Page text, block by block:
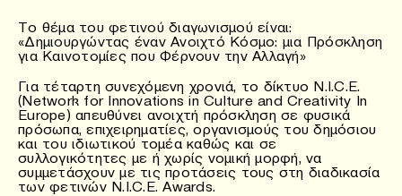
To θέμα του φετινού διαγωνισμού είναι:
«Δημιουργώντας έναν Ανοιχτό Κόσμο: μια Πρόσκληση
για Καινοτομίες που Φέρνουν την Αλλαγή»
Για τέταρτη συνεχόμενη χρονιά, το δίκτυο N.I.C.E.
(Network for Innovations in Culture and Creativity In
Europe) απευθύνει ανοιχτή πρόσκληση σε φυσικά
πρόσωπα, επιχειρηματίες, οργανισμούς του δημόσιου
και του ιδιωτικού τομέα καθώς και σε
συλλογικότητες με ή χωρίς νομική μορφή, να
συμμετάσχουν με τις προτάσεις τους στη διαδικασία
των φετινών N.I.C.E. Awards.